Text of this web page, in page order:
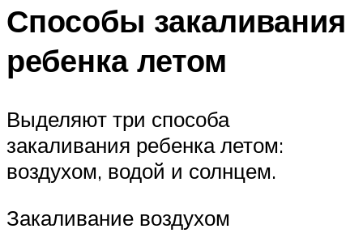
Способы закаливания
ребенка летом
Выделяют три способа
закаливания ребенка летом:
воздухом, водой и солнцем.
Закаливание воздухом